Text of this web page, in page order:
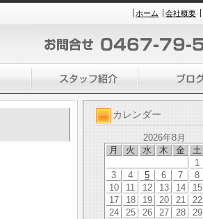
ホーム 会社概要
カレンダー
2026年8月
月
火 水 木 金 土
1
3
4 5 6 7 8
10
11 12 13 14 15
17
18 19 20 21 22
24
25 26 27 28 29